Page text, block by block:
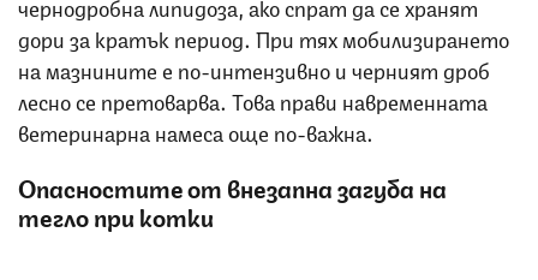
дори за кратък период. При тях мобилизирането
на мазнините е по-интензивно и черният дроб
лесно се претоварва. Това прави навременната
ветеринарна намеса още по-важна.
Опасностите от внезапна загуба на
тегло при котки